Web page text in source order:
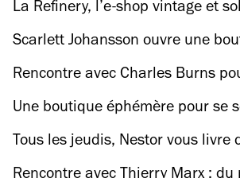
La Refinery, l’e-shop vintage et
à La Friche
Scarlett Johansson ouvre une
corn à Paris et jouera la serveuse
Rencontre avec Charles Burns
exposition à Paris
Une boutique éphémère pour se
chez Soi
Tous les jeudis, Nestor vous livre
chef au bureau